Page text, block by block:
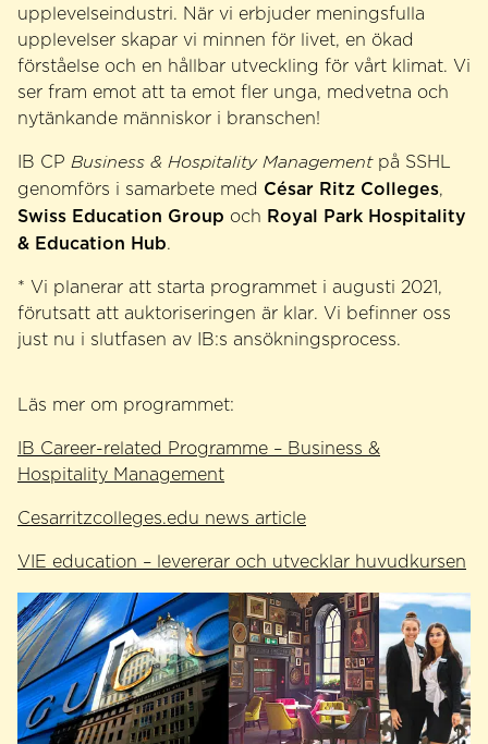
upplevelseindustri. När vi erbjuder meningsfulla
upplevelser skapar vi minnen för livet, en ökad
förståelse och en hållbar utveckling för vårt klimat. Vi
ser fram emot att ta emot fler unga, medvetna och
nytänkande människor i branschen!
IB CP Business & Hospitality Managementpå SSHL
genomförs i samarbete med César Ritz Colleges,
Swiss Education Group och Royal Park Hospitality
& Education Hub.
* Vi planerar att starta programmet i augusti 2021,
förutsatt att auktoriseringen är klar. Vi befinner oss
just nu i slutfasen av IB:s ansökningsprocess.
Läs mer om programmet:
IB Career-related Programme – Business &
Hospitality Management
Cesarritzcolleges.edu news article
VIE education – levererar och utvecklar huvudkursen